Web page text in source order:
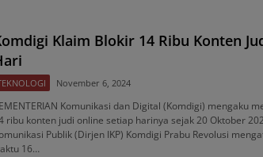
Klaim Blokir 14 Ribu Konten
November 6, 2024
Komunikasi dan Digital (Komdigi) mengaku
ribu konten judi online setiap harinya sejak 20 Oktober
Publik (Dirjen IKP) Komdigi Prabu Revolusi
16…